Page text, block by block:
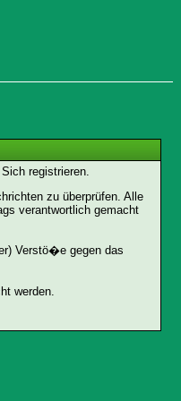
registrieren.
zu überprüfen. Alle
verantwortlich gemacht
Verstö�e gegen das
werden.